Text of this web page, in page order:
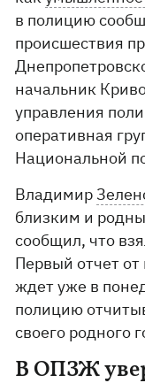
в полицию
происшествия
начальник
управления
оперативная
Национальной
Владимир
близким и
сообщил, что
Первый отчет
ждет уже в
полицию
своего родного
В ОПЗЖ